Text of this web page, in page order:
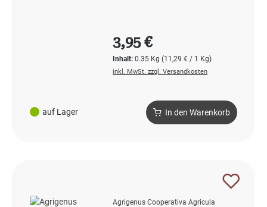
auf Lager
Inhalt:0.35 Kg(11,29 € / 1 Kg)
Regulärer Preis:
3,95 €
inkl. MwSt. zzgl. Versandkosten
In den Warenkorb
Agrigenus Cooperativa Agricula